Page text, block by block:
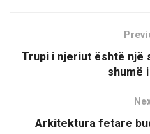
Trupi i njeriut është një
shumë
Arkitektura fetare